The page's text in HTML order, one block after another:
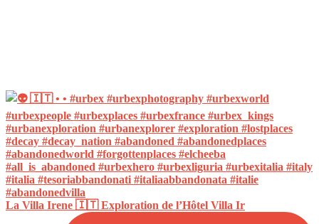
La Villa Irene 🇮🇹 Exploration de l’Hôtel Villa Ir